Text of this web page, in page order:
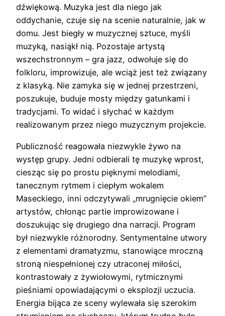
dźwiękową. Muzyka jest dla niego jak
oddychanie, czuje się na scenie naturalnie, jak w
domu. Jest biegły w muzycznej sztuce, myśli
muzyką, nasiąkł nią. Pozostaje artystą
wszechstronnym – gra jazz, odwołuje się do
folkloru, improwizuje, ale wciąż jest też związany
z klasyką. Nie zamyka się w jednej przestrzeni,
poszukuje, buduje mosty między gatunkami i
tradycjami. To widać i słychać w każdym
realizowanym przez niego muzycznym projekcie.
Publiczność reagowała niezwykle żywo na
występ grupy. Jedni odbierali tę muzykę wprost,
ciesząc się po prostu pięknymi melodiami,
tanecznym rytmem i ciepłym wokalem
Maseckiego, inni odczytywali „mrugnięcie okiem”
artystów, chłonąc partie improwizowane i
doszukując się drugiego dna narracji. Program
był niezwykle różnorodny. Sentymentalne utwory
z elementami dramatyzmu, stanowiące mroczną
stroną niespełnionej czy utraconej miłości,
kontrastowały z żywiołowymi, rytmicznymi
pieśniami opowiadającymi o eksplozji uczucia.
Energia bijąca ze sceny wylewała się szerokim